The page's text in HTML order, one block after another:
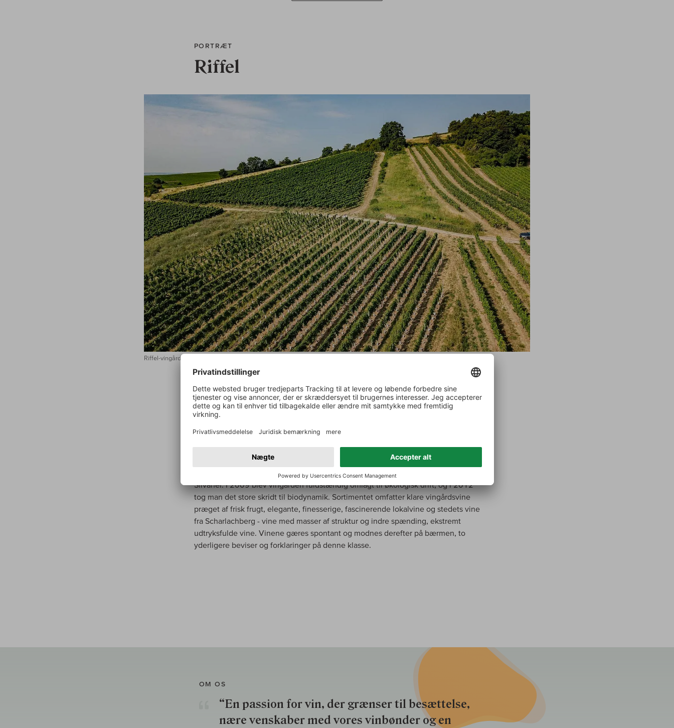
PORTRÆT
Riffel
Riffel-vingårdens vingård
Den rheinhessiske vingård Riffel ligger i Bingen på Rochhusberg, næsten lige
ved Nahe-flodens udmunding i Rhinen, i den nordvestlige del af Rheinhessen.
fra Taunus til Hunsrück. Erik og Carolin Riffel overtog vingården med dens 16
hektar vinmarker fra Eriks forældre i 2005. Bare to år senere stod den nye kælder
med det markante tårn færdig. Herfra har man en vidunderlig udsigt over
Scharlachberg med de helt særlige, berømte topplaceringer for Riesling og
Silvaner. I 2009 blev vingården fuldstændig omlagt til økologisk drift, og i 2012
tog man det store skridt til biodynamik. Sortimentet omfatter klare vingårdsvine
præget af frisk frugt, elegante, finesserige, fascinerende lokalvine og stedets vine
fra Scharlachberg - vine med masser af struktur og indre spænding, ekstremt
udtryksfulde vine. Vinene gæres spontant og modnes derefter på bærmen, to
yderligere beviser og forklaringer på denne klasse.
OM OS
“En passion for vin, der grænser til besættelse,
nære venskaber med vores vinbønder og en